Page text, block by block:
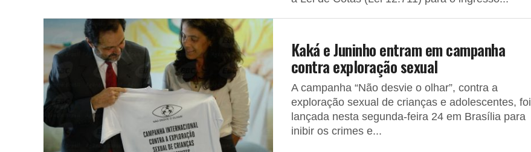
Kaká e Juninho entram em campanha
contra exploração sexual
A campanha “Não desvie o olhar”, contra a
exploração sexual de crianças e adolescentes, foi
lançada nesta segunda-feira 24 em Brasília para
inibir os crimes e...